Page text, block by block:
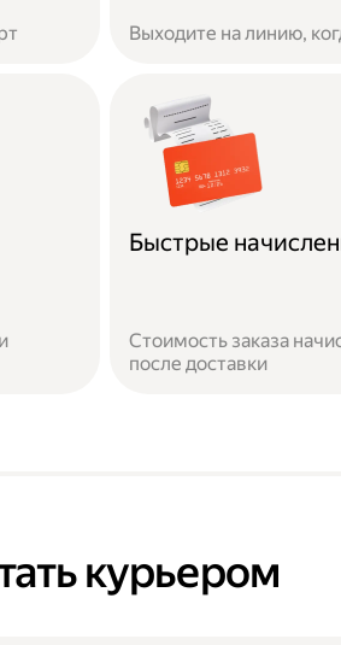
Выходите на линию,
Быстрые
Стоимость заказа
после доставки
курьером